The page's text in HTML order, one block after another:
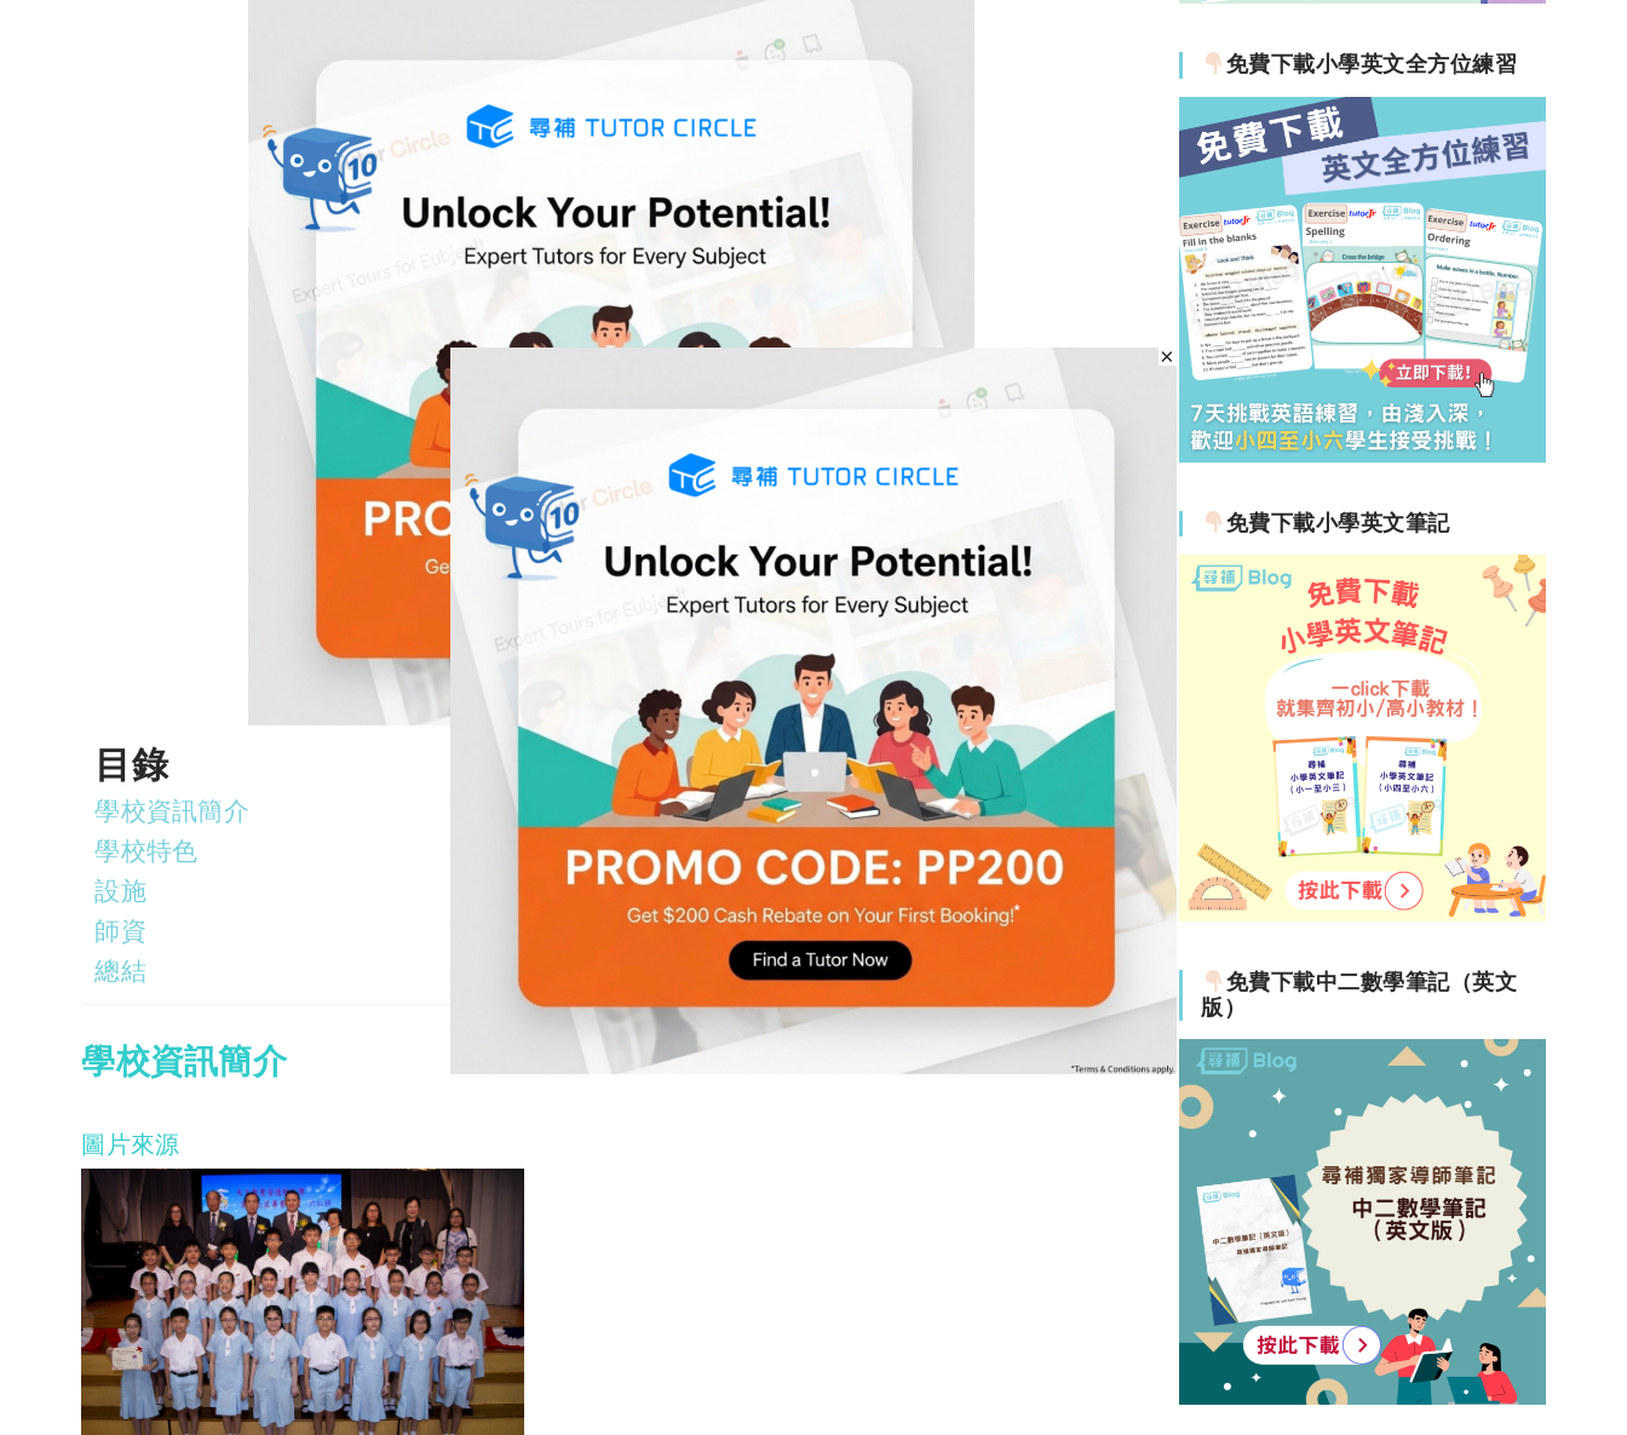
目錄
學校資訊簡介
學校特色
設施
師資
總結
學校資訊簡介
圖片來源
免費下載小學英文全方位練習
免費下載小學英文筆記
免費下載中二數學筆記（英文
版）